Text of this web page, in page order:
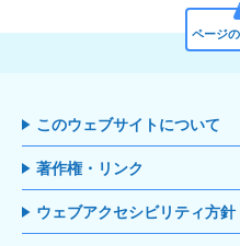
ページ
このウェブサイトについて
著作権・リンク
ウェブアクセシビリティ方針